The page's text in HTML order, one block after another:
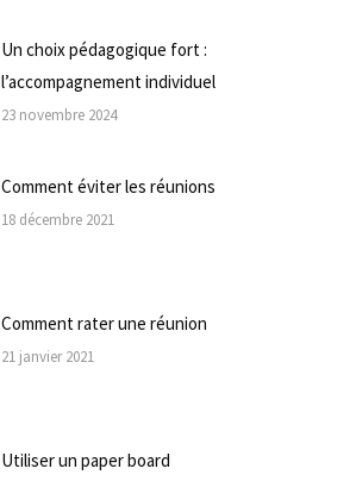
Un choix pédagogique fort :
l’accompagnement individuel
23 novembre 2024
Comment éviter les réunions
18 décembre 2021
Comment rater une réunion
21 janvier 2021
Utiliser un paper board